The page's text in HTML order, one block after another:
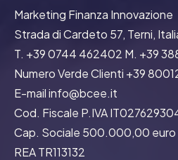
Marketing Finanza Innovazione
Strada di Cardeto 57, Terni,
T. +39 0744 462402 M. +39
Numero Verde Clienti +39
E-mail info@bcee.it
Cod. Fiscale P.IVA
Cap. Sociale 500.000,00 euro
REA TR113132